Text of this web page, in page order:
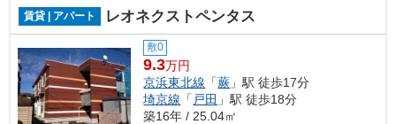
賃貸 | アパート レオネクストペンタス
敷0
9.3万円
京浜東北線 「蕨 」駅 徒歩17分
埼京線 「 戸田 」駅 徒歩18分
築16年 / 25.04㎡